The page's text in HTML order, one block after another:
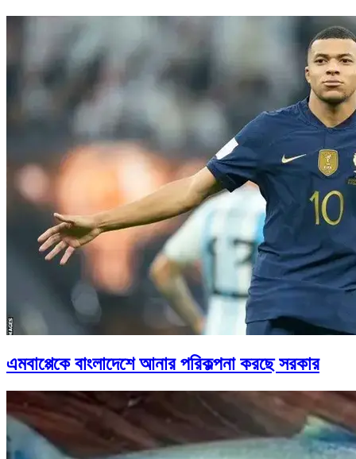
এমবাপ্পেকে বাংলাদেশে আনার পরিকল্পনা করছে সরকার